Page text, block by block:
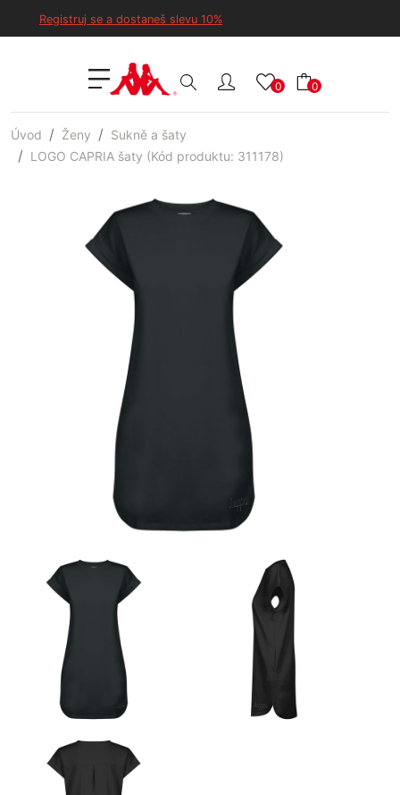
Registruj se a dostaneš slevu 10%
0 0
Úvod Ženy
Sukně a šaty
LOGO CAPRIA šaty (Kód produktu: 311178)